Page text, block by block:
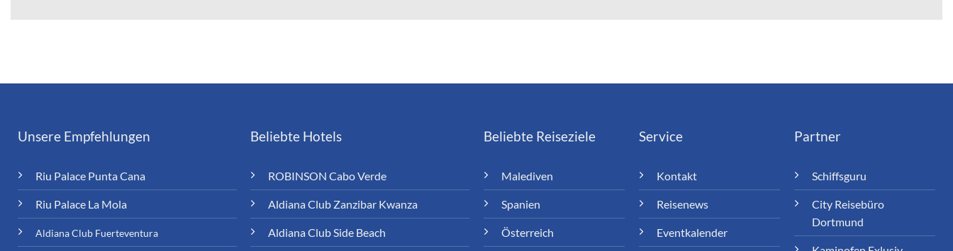
Unsere Empfehlungen
Riu Palace Punta Cana
Riu Palace La Mola
Aldiana Club Fuerteventura
Beliebte Hotels
ROBINSON Cabo Verde
Aldiana Club Zanzibar Kwanza
Aldiana Club Side Beach
Beliebte Reiseziele
Malediven
Spanien
Österreich
Service
Kontakt
Reisenews
Eventkalender
Partner
Schiffsguru
City Reisebüro
Dortmund